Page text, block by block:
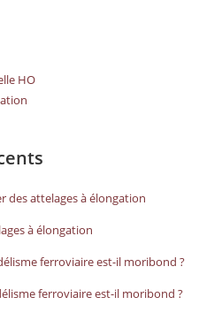
HO
des attelages à élongation
à élongation
ferroviaire est-il moribond ?
ferroviaire est-il moribond ?